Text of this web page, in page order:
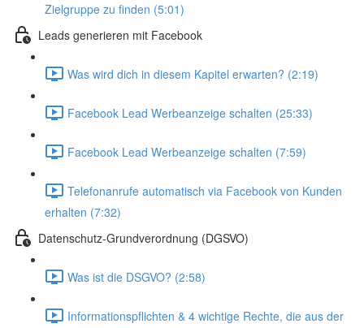
Zielgruppe zu finden (5:01)
Leads generieren mit Facebook
Was wird dich in diesem Kapitel erwarten? (2:19)
Facebook Lead Werbeanzeige schalten (25:33)
Facebook Lead Werbeanzeige schalten (7:59)
Telefonanrufe automatisch via Facebook von Kunden
erhalten (7:32)
Datenschutz-Grundverordnung (DGSVO)
Was ist die DSGVO? (2:58)
Informationspflichten & 4 wichtige Rechte, die aus der